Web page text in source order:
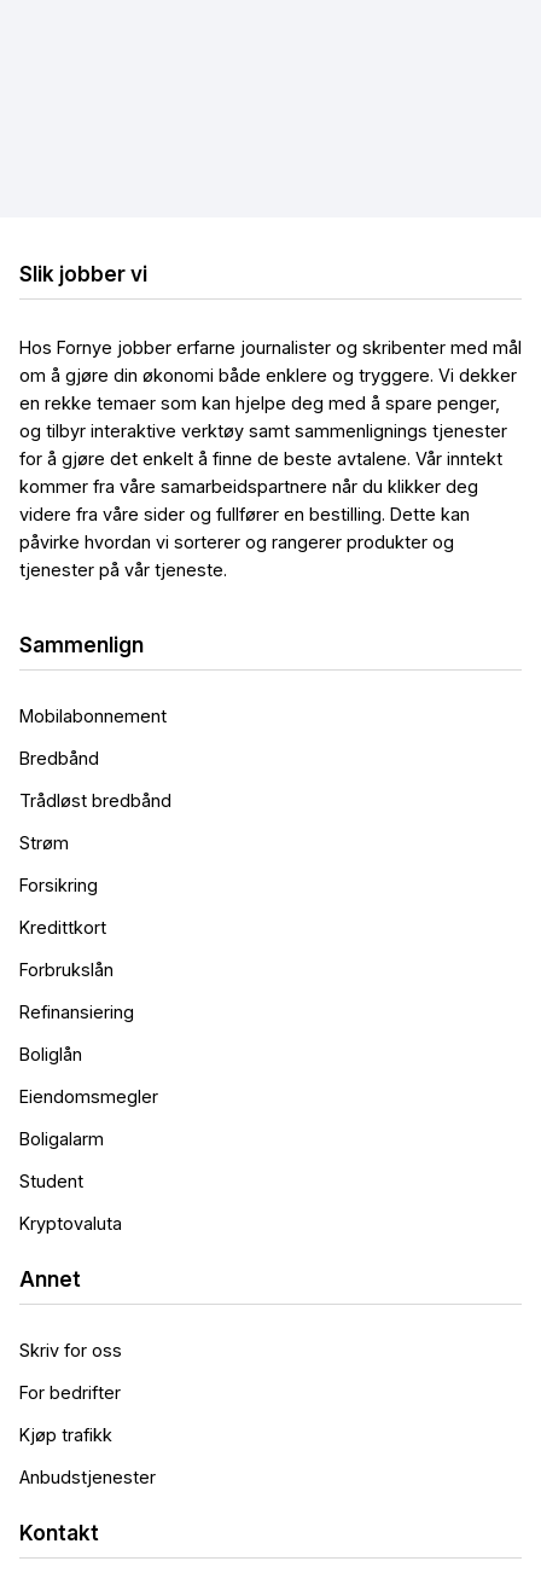
Slik jobber vi
Hos Fornye jobber erfarne journalister og skribenter med mål
om å gjøre din økonomi både enklere og tryggere. Vi dekker
en rekke temaer som kan hjelpe deg med å spare penger,
og tilbyr interaktive verktøy samt sammenlignings tjenester
for å gjøre det enkelt å finne de beste avtalene. Vår inntekt
kommer fra våre samarbeidspartnere når du klikker deg
videre fra våre sider og fullfører en bestilling. Dette kan
påvirke hvordan vi sorterer og rangerer produkter og
tjenester på vår tjeneste.
Sammenlign
Mobilabonnement
Bredbånd
Trådløst bredbånd
Strøm
Forsikring
Kredittkort
Forbrukslån
Refinansiering
Boliglån
Eiendomsmegler
Boligalarm
Student
Kryptovaluta
Annet
Skriv for oss
For bedrifter
Kjøp trafikk
Anbudstjenester
Kontakt